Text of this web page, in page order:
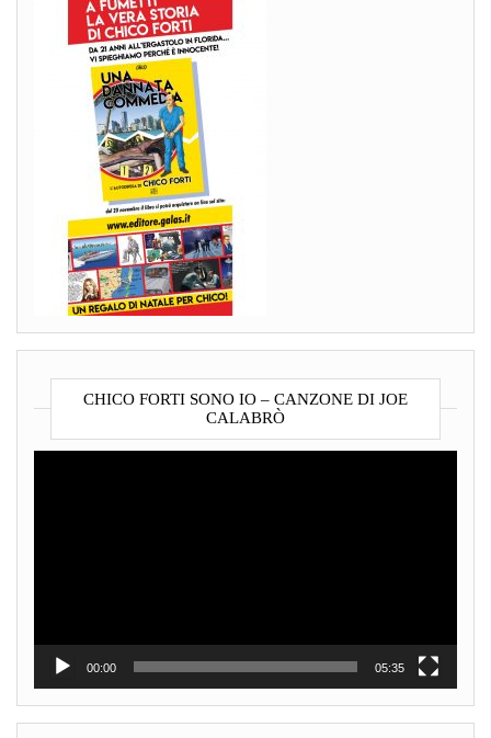
CHICO FORTI SONO IO – CANZONE DI JOE
CALABRÒ
00:00 05:35